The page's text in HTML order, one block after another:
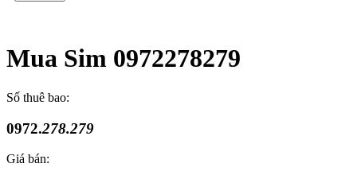
Mua Sim 0972278279
Số thuê bao:
0972.278.279
Giá bán: